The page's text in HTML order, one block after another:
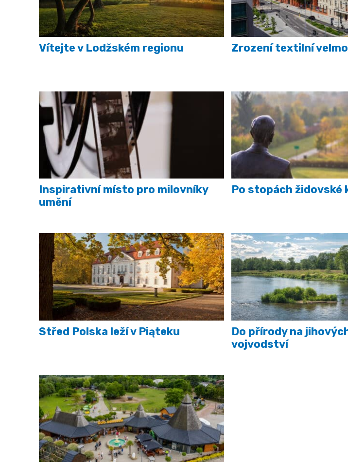
Vítejte v Lodžském regionu Zrození textilní
Inspirativní místo pro milovníky
umění
Po stopách židovské
Střed Polska leží v Piąteku
Do přírody na
vojvodství